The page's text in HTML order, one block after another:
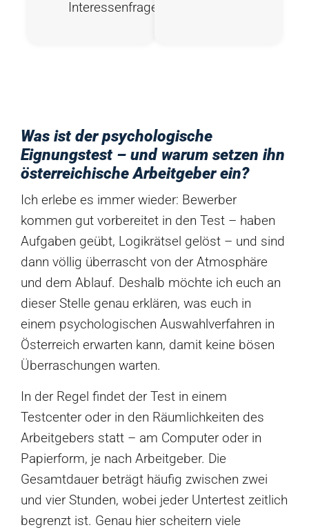
Interessenfragebögen
Was ist der psychologische
Eignungstest – und warum setzen ihn
österreichische Arbeitgeber ein?
Ich erlebe es immer wieder: Bewerber
kommen gut vorbereitet in den Test – haben
Aufgaben geübt, Logikrätsel gelöst – und sind
dann völlig überrascht von der Atmosphäre
und dem Ablauf. Deshalb möchte ich euch an
dieser Stelle genau erklären, was euch in
einem psychologischen Auswahlverfahren in
Österreich erwarten kann, damit keine bösen
Überraschungen warten.
In der Regel findet der Test in einem
Testcenter oder in den Räumlichkeiten des
Arbeitgebers statt – am Computer oder in
Papierform, je nach Arbeitgeber. Die
Gesamtdauer beträgt häufig zwischen zwei
und vier Stunden, wobei jeder Untertest zeitlich
begrenzt ist. Genau hier scheitern viele